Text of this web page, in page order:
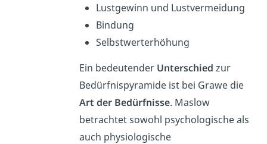
Lustgewinn und Lustvermeidung
Bindung
Selbstwerterhöhung
Ein bedeutender Unterschied zur
Bedürfnispyramide ist bei Grawe die
Art der Bedürfnisse. Maslow
betrachtet sowohl psychologische als
auch physiologische